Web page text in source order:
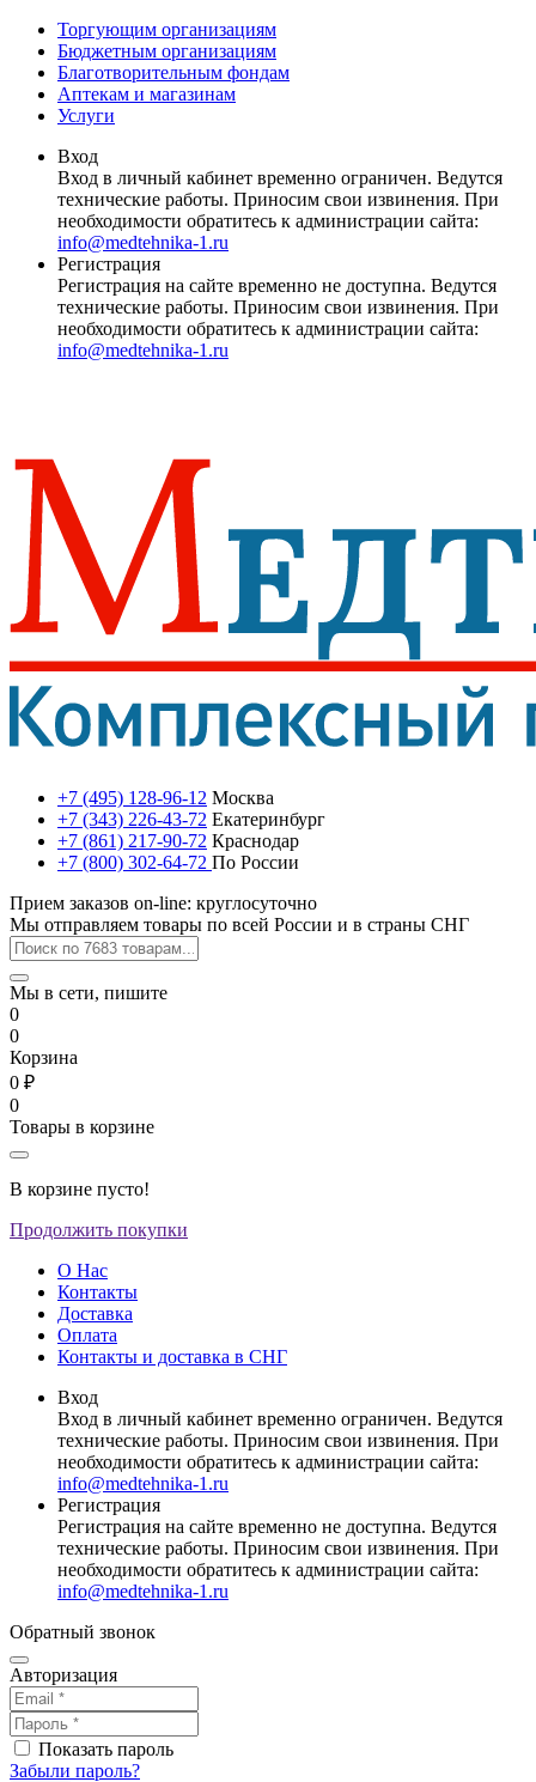
Торгующим организациям
Бюджетным организациям
Благотворительным фондам
Аптекам и магазинам
Услуги
Вход
Вход в личный кабинет временно ограничен. Ведутся
технические работы. Приносим свои извинения. При
необходимости обратитесь к администрации сайта:
info@medtehnika-1.ru
Регистрация
Регистрация на сайте временно не доступна. Ведутся
технические работы. Приносим свои извинения. При
необходимости обратитесь к администрации сайта:
info@medtehnika-1.ru
+7 (495) 128-96-12 Москва
+7 (343) 226-43-72 Екатеринбург
+7 (861) 217-90-72 Краснодар
+7 (800) 302-64-72 По России
Прием заказов on-line: круглосуточно
Мы отправляем товары по всей России и в страны СНГ
Мы в сети, пишите
0
0
Корзина
0 ₽
0
Товары в корзине
В корзине пусто!
Продолжить покупки
О Нас
Контакты
Доставка
Оплата
Контакты и доставка в СНГ
Вход
Вход в личный кабинет временно ограничен. Ведутся
технические работы. Приносим свои извинения. При
необходимости обратитесь к администрации сайта:
info@medtehnika-1.ru
Регистрация
Регистрация на сайте временно не доступна. Ведутся
технические работы. Приносим свои извинения. При
необходимости обратитесь к администрации сайта:
info@medtehnika-1.ru
Обратный звонок
Авторизация
Показать пароль
Забыли пароль?